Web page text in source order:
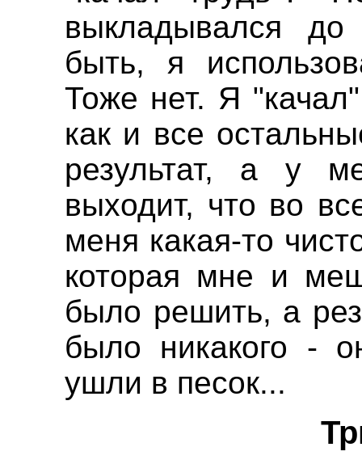
выкладывался
быть, я
Тоже нет. Я
как и все
результат, а у
выходит, что во
меня какая-то
которая мне и
было решить, а
было никакого -
ушли в песок...